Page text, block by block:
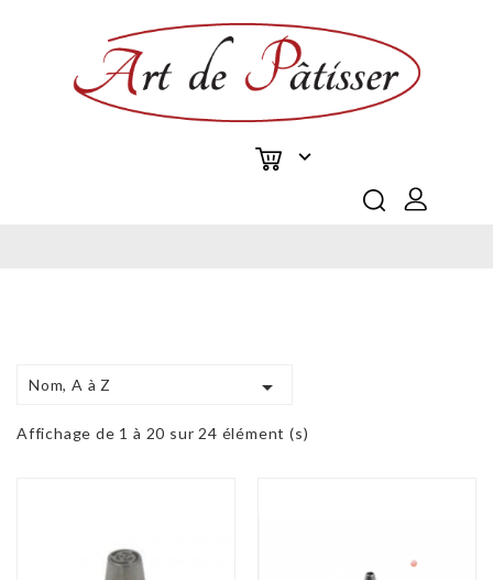

Nom, A à Z 
Affichage de 1 à 20 sur 24 élément (s)